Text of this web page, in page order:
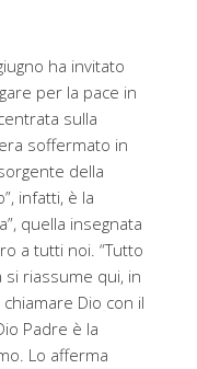
ha invitato
per la pace in
sulla
soffermato in
della
infatti, è la
quella insegnata
a tutti noi. “Tutto
riassume qui, in
Dio con il
Padre è la
Lo afferma